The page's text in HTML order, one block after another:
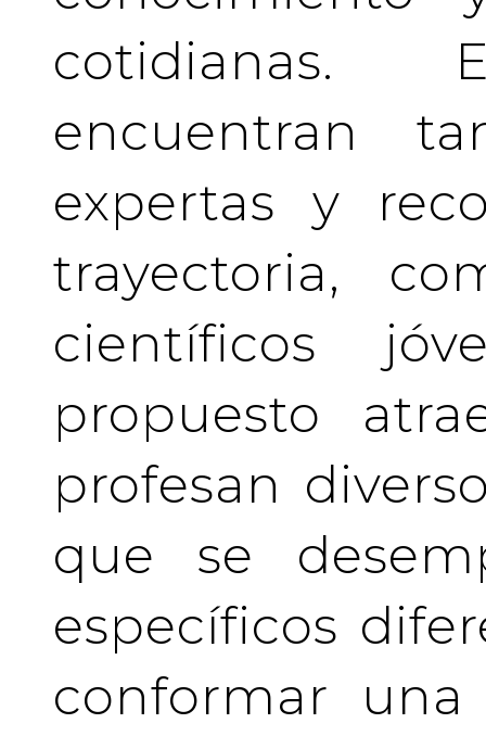
encuentran
expertas y
trayectoria,
científicos
propuesto
profesan
que se
específicos
conformar